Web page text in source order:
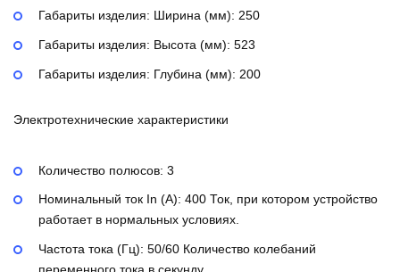
Габариты изделия: Ширина (мм): 250
Габариты изделия: Высота (мм): 523
Габариты изделия: Глубина (мм): 200
Электротехнические характеристики
Количество полюсов: 3
Номинальный ток In (А): 400 Ток, при котором устройство
работает в нормальных условиях.
Частота тока (Гц): 50/60 Количество колебаний